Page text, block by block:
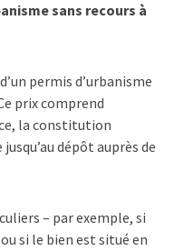
sans recours à
permis d’urbanisme
prix comprend
la constitution
dépôt auprès de
– par exemple, si
si le bien est situé en